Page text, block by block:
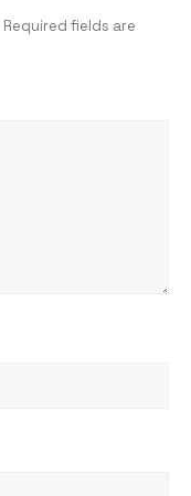
Required fields are